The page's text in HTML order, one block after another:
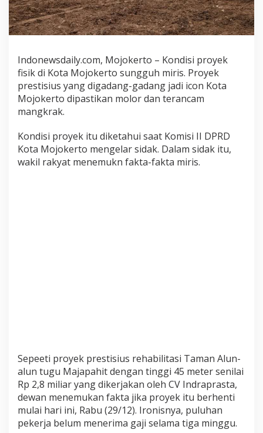
o
t
a
j
o
k
e
o
D
p
Indonewsdaily.com, Mojokerto – Kondisi proyek
fisik di Kota Mojokerto sungguh miris. Proyek
prestisius yang digadang-gadang jadi icon Kota
Mojokerto dipastikan molor dan terancam
mangkrak.
Kondisi proyek itu diketahui saat Komisi II DPRD
Kota Mojokerto mengelar sidak. Dalam sidak itu,
wakil rakyat menemukn fakta-fakta miris.
Sepeeti proyek prestisius rehabilitasi Taman Alun-
alun tugu Majapahit dengan tinggi 45 meter senilai
Rp 2,8 miliar yang dikerjakan oleh CV Indraprasta,
dewan menemukan fakta jika proyek itu berhenti
mulai hari ini, Rabu (29/12). Ironisnya, puluhan
pekerja belum menerima gaji selama tiga minggu.